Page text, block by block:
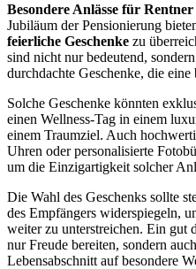
Besondere Anlässe für Rentner
Jubiläum der Pensionierung
feierliche Geschenke zu
sind nicht nur bedeutend,
durchdachte Geschenke, die
Solche Geschenke könnten
einen Wellness-Tag in einem
einem Traumziel. Auch
Uhren oder personalisierte
um die Einzigartigkeit solcher
Die Wahl des Geschenks sollte
des Empfängers widerspiegeln,
weiter zu unterstreichen. Ein gut
nur Freude bereiten, sondern
Lebensabschnitt auf besondere